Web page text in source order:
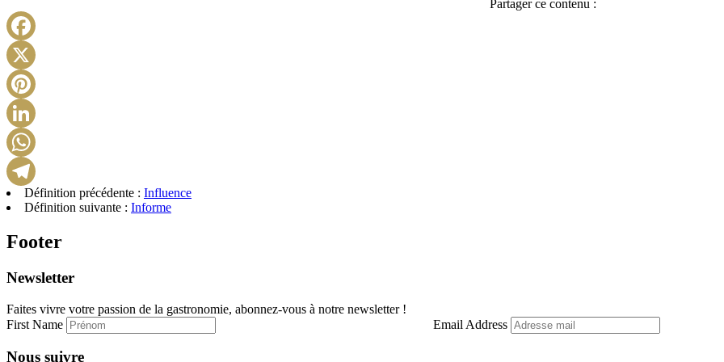
Partager ce contenu :
Définition précédente : Influence
Définition suivante : Informe
Footer
Newsletter
Faites vivre votre passion de la gastronomie, abonnez-vous à notre newsletter !
First Name
Email Address
Nous suivre